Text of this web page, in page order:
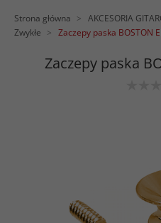
Strona główna AKCESORIA
Zwykłe
Zaczepy paska BOSTON
Zaczepy paska